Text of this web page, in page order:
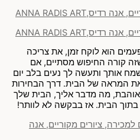
הוא לוקח זמן, את צריכה
קורה החיפוש מסתיים, אם
אותך ותעשה לך נעים בלב יום
את המראה של הבית. דרך הבחירות
מה מדבר אליך, הבית שלך
הבית. אז בבקשה לא לוותר!